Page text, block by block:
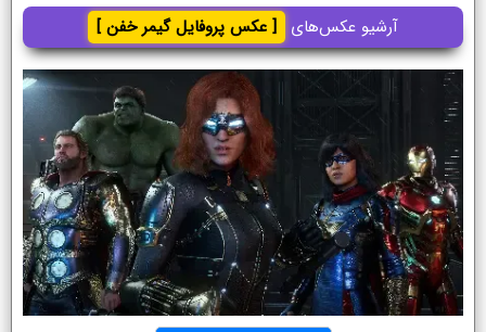
آرشیو عکس‌های [ عکس پروفایل گیمر خفن ]